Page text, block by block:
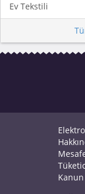
Ev Tekstili
Kanun